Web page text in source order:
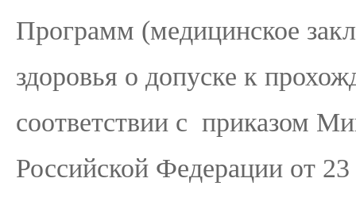
Программ (медицинское
здоровья о допуске к
соответствии с приказом
Российской Федерации от